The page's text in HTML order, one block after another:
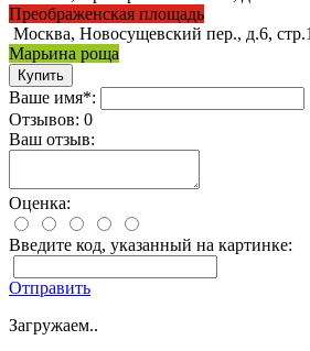
Преображенская площадь
Москва, Новосущевский пер., д.6, стр.1
Марьина роща
Ваше имя*:
Отзывов: 0
Ваш отзыв:
Оценка:
Введите код, указанный на картинке:
Отправить
Загружаем..